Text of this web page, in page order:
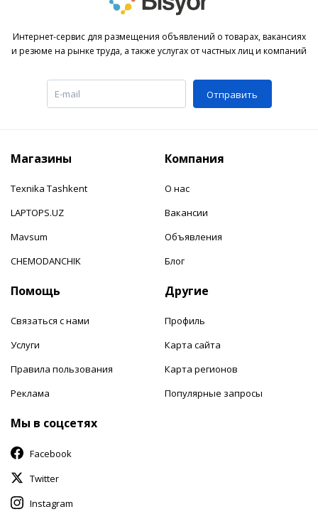
Интернет-сервис для размещения объявлений о товарах, вакансиях
и резюме на рынке труда, а также услугах от частных лиц и компаний
Отправить
Магазины
Texnika Tashkent
LAPTOPS.UZ
Mavsum
CHEMODANCHIK
Компания
О нас
Вакансии
Объявления
Блог
Помощь
Связаться с нами
Услуги
Правила пользования
Реклама
Другие
Профиль
Карта сайта
Карта регионов
Популярные запросы
Мы в соцсетях
Facebook
Twitter
Instagram